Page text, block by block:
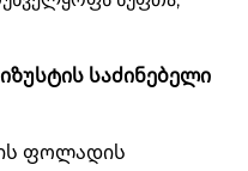
საძინებელი
ფოლადის